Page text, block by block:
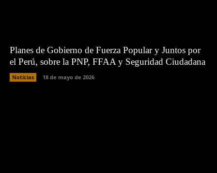
Planes de Gobierno de Fuerza Popular y Juntos por
el Perú, sobre la PNP, FFAA y Seguridad Ciudadana
Noticias 18 de mayo de 2026